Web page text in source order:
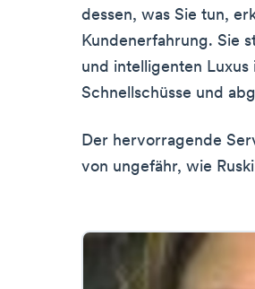
dessen, was Sie tun,
Kundenerfahrung. Sie
und intelligenten
Schnellschüsse und
Der hervorragende
von ungefähr, wie